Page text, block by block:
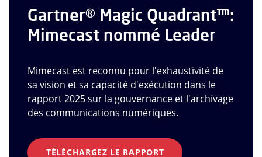
Gartner® Magic Quadrant™:
Mimecast nommé Leader
Mimecast est reconnu pour l'exhaustivité de
sa vision et sa capacité d'exécution dans le
rapport 2025 sur la gouvernance et l'archivage
des communications numériques.
TÉLÉCHARGEZ LE RAPPORT